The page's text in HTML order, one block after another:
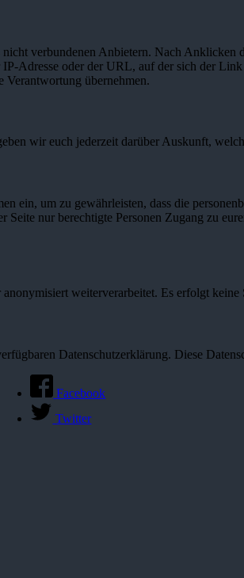
verbundenen Anbietern. Nach
Adresse oder der URL, auf der sich der
Verantwortung übernehmen.
wir euch jederzeit darüber Auskunft,
ein, um zu gewährleisten, dass die
nur berechtigte Personen Zugang zu
weiterverarbeitet. Es erfolgt
Datenschutzerklärung. Diese
Facebook
Twitter